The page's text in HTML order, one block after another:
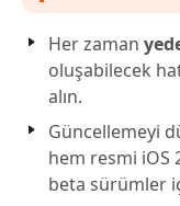
Her zaman
oluşabilecek
alın.
Güncellemeyi
hem resmi iOS
beta sürümler